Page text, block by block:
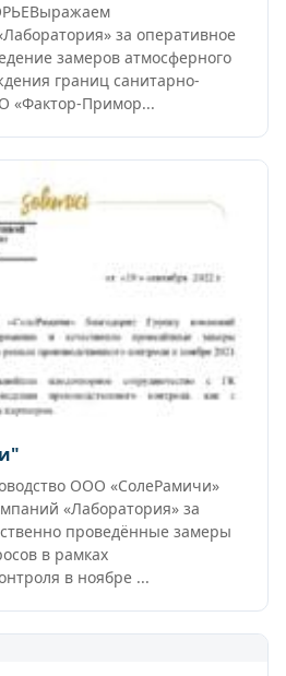
за оперативное
замеров атмосферного
границ санитарно-
«Фактор-Примор...
ООО «СолеРамичи»
«Лаборатория» за
проведённые замеры
в рамках
в ноябре ...